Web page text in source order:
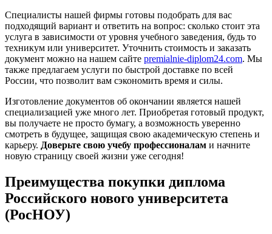
Специалисты нашей фирмы готовы подобрать для вас
подходящий вариант и ответить на вопрос: сколько стоит эта
услуга в зависимости от уровня учебного заведения, будь то
техникум или университет. Уточнить стоимость и заказать
документ можно на нашем сайте premialnie-diplom24.com. Мы
также предлагаем услуги по быстрой доставке по всей
России, что позволит вам сэкономить время и силы.
Изготовление документов об окончании является нашей
специализацией уже много лет. Приобретая готовый продукт,
вы получаете не просто бумагу, а возможность уверенно
смотреть в будущее, защищая свою академическую степень и
карьеру. Доверьте свою учебу профессионалам и начните
новую страницу своей жизни уже сегодня!
Преимущества покупки диплома
Российского нового университета
(РосНОУ)